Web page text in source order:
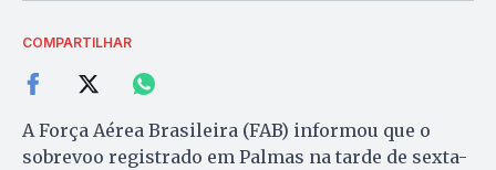
COMPARTILHAR
A Força Aérea Brasileira (FAB) informou que o
sobrevoo registrado em Palmas na tarde de sexta-